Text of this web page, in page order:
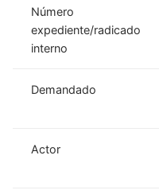
Número
expediente/radicado
interno
Demandado
Actor